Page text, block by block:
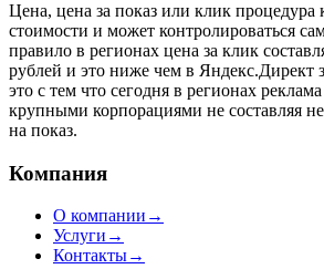
Цена, цена за показ или клик процедура
стоимости и может контролироваться
правило в регионах цена за клик
рублей и это ниже чем в Яндекс.Директ
это с тем что сегодня в регионах
крупными корпорациями не составляя
на показ.
Компания
О компании →
Услуги →
Контакты→